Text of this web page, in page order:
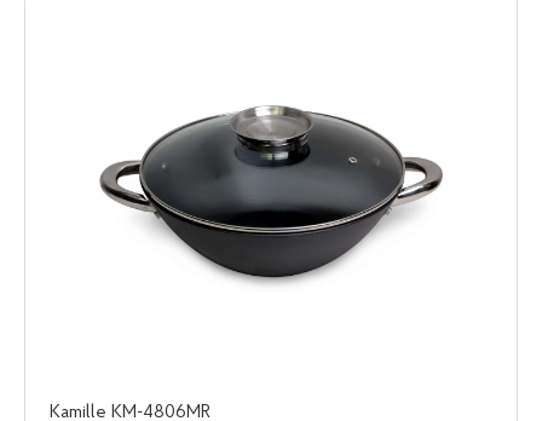
Kamille KM-4806MR